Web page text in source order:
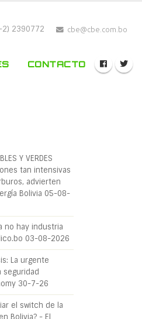
2) 2390772 cbe@cbe.com.bo
CONTACTO
Y VERDES
tan intensivas
advierten
Bolivia 05-08-
no hay industria
03-08-2026
La urgente
seguridad
30-7-26
el switch de la
Bolivia? - El